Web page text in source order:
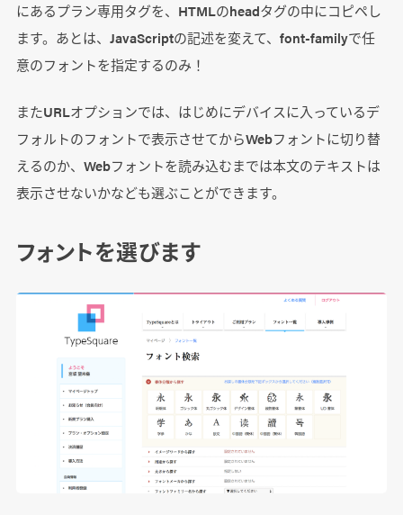
にあるプラン専用タグを、HTMLのheadタグの中にコピペし
ます。あとは、JavaScriptの記述を変えて、font-familyで任
意のフォントを指定するのみ！
またURLオプションでは、はじめにデバイスに入っているデ
フォルトのフォントで表示させてからWebフォントに切り替
えるのか、Webフォントを読み込むまでは本文のテキストは
表示させないかなども選ぶことができます。
フォントを選びます